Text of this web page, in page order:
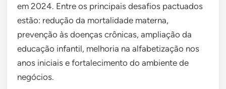
em 2024. Entre os principais desafios pactuados
estão: redução da mortalidade materna,
prevenção às doenças crônicas, ampliação da
educação infantil, melhoria na alfabetização nos
anos iniciais e fortalecimento do ambiente de
negócios.